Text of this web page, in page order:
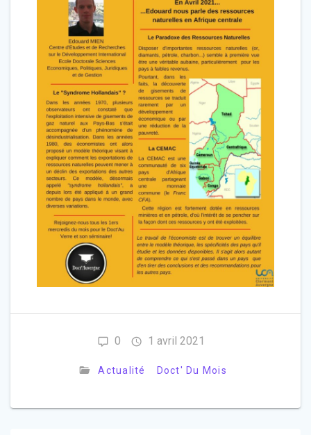
0 1 avril 2021
Actualité Doct' Du Mois